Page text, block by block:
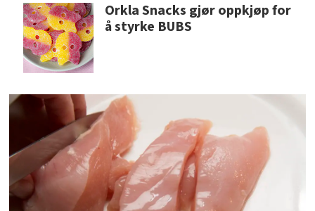
Orkla Snacks gjør oppkjøp for
å styrke BUBS